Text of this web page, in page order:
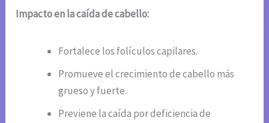
Impacto en la caída de cabello:
Fortalece los folículos capilares.
Promueve el crecimiento de cabello más
grueso y fuerte.
Previene la caída por deficiencia de